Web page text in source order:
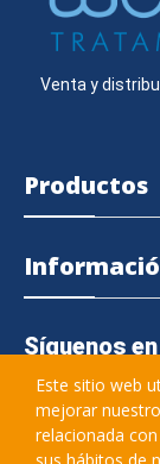
Venta y
Productos
Síguenos
645 364
Este sitio web
mejorar
relacionada